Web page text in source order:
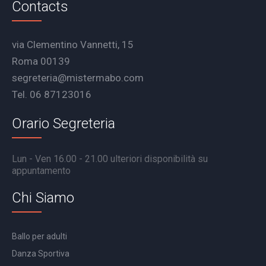
Contacts
via Clementino Vannetti, 15
Roma 00139
segreteria@mistermabo.com
Tel. 06 87123016
Orario Segreteria
Lun - Ven 16.00 - 21.00 ulteriori disponibilità su
appuntamento
Chi Siamo
Ballo per adulti
Danza Sportiva